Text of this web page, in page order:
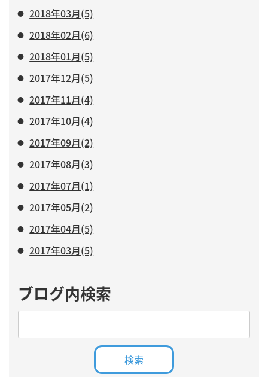
2018年03月(5)
2018年02月(6)
2018年01月(5)
2017年12月(5)
2017年11月(4)
2017年10月(4)
2017年09月(2)
2017年08月(3)
2017年07月(1)
2017年05月(2)
2017年04月(5)
2017年03月(5)
ブログ内検索